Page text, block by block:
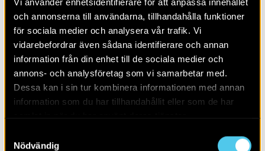
och annonserna till användarna, tillhandahålla funktioner
för sociala medier och analysera vår trafik. Vi
vidarebefordrar även sådana identifierare och annan
information från din enhet till de sociala medier och
annons- och analysföretag som vi samarbetar med.
Dessa kan i sin tur kombinera informationen med annan
information som du har tillhandahållit eller som de har
Nödvändig
RAPPORT 2025:101
Bergsbrunna